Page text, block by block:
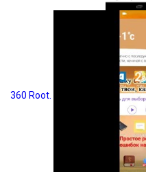
360 Root.